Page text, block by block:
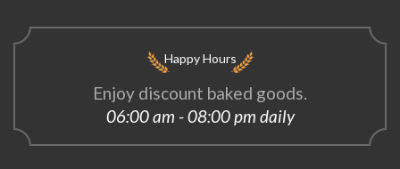
Happy Hours
Enjoy discount baked goods.
06:00 am - 08:00 pm daily